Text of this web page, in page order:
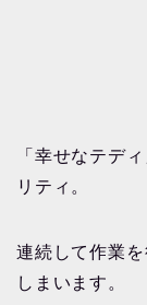
「幸せなテデ
リティ。
連続して作業
しまいます。